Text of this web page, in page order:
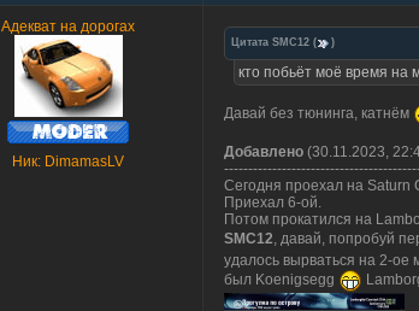
Адекват на дорогах
Ник: DimamasLV
Цитата SMC12 ( )
кто побьёт моё время на
Давай без тюнинга, катнём
Добавлено (30.11.2023,
Сегодня проехал на Saturn
Приехал 6-ой.
Потом прокатился на
SMC12, давай, попробуй
удалось вырваться на 2-
был Koenigsegg